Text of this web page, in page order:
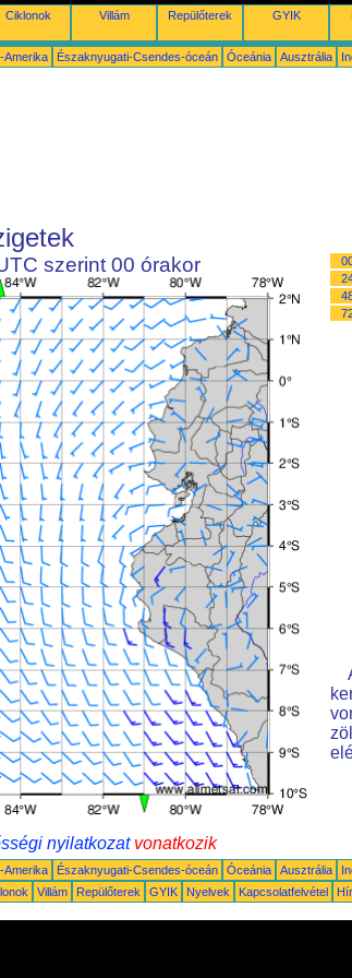
Ciklonok Villám Repülőterek GYIK
Amerika Északnyugati-Csendes-óceán Óceánia Ausztrália
szerint 00 órakor
nyilatkozatvonatkozik
Amerika Északnyugati-Csendes-óceán Óceánia Ausztrália
Villám Repülőterek GYIK Nyelvek Kapcsolatfelvétel